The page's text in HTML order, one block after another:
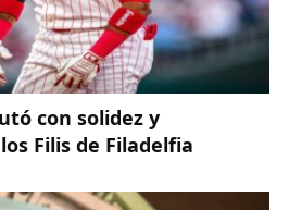
con solidez y
Filis de Filadelfia